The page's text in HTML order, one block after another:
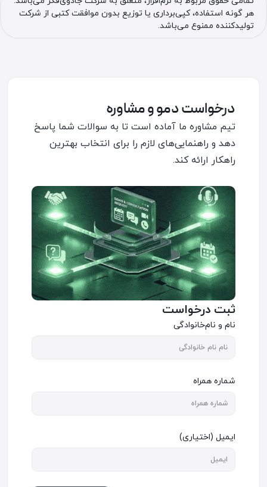
هر گونه استفاده، کپی‌برداری یا توزیع بدون موافقت کتبی از شرکت
تولیدکننده ممنوع می‌باشد.
درخواست دمو و مشاوره
تیم مشاوره ما آماده است تا به سوالات شما پاسخ
دهد و راهنمایی‌های لازم را برای انتخاب بهترین
راهکار ارائه کند.
ثبت درخواست
نام و نام‌خانوادگی
شماره همراه
ایمیل (اختیاری)